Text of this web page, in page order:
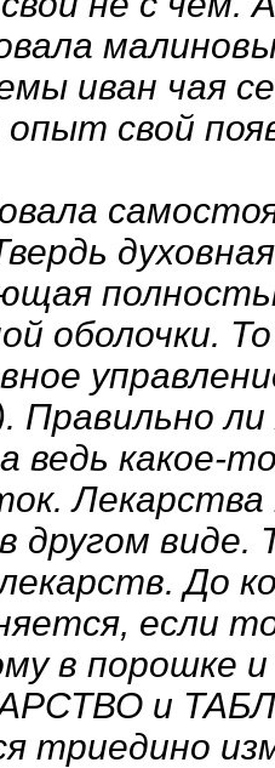
иван чая
опыт свой
оболочки.
Правильно ли
ведь какое-
Лекарства
другом виде.
До
если
в порошке
и
триедино